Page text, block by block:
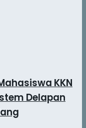
KKN
Delapan